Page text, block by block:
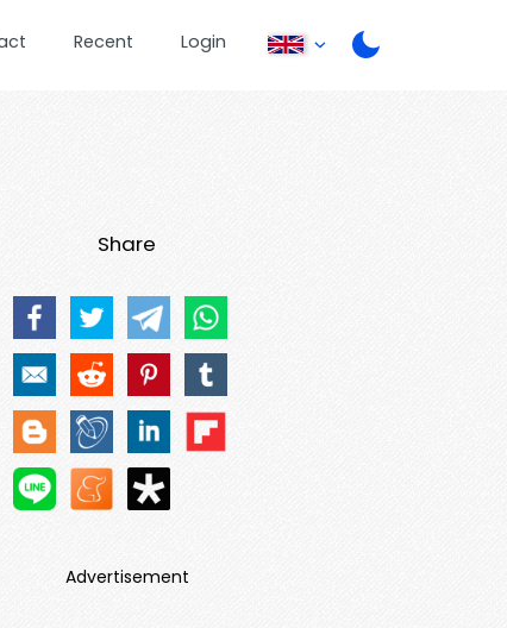
Recent Login
Share
Advertisement